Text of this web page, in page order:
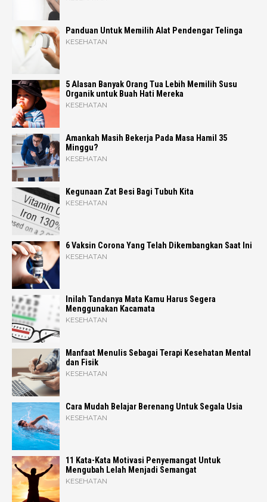
Panduan Untuk Memilih Alat Pendengar Telinga
KESEHATAN
5 Alasan Banyak Orang Tua Lebih Memilih Susu
Organik untuk Buah Hati Mereka
KESEHATAN
Amankah Masih Bekerja Pada Masa Hamil 35
Minggu?
KESEHATAN
Kegunaan Zat Besi Bagi Tubuh Kita
KESEHATAN
6 Vaksin Corona Yang Telah Dikembangkan Saat Ini
KESEHATAN
Inilah Tandanya Mata Kamu Harus Segera
Menggunakan Kacamata
KESEHATAN
Manfaat Menulis Sebagai Terapi Kesehatan Mental
dan Fisik
KESEHATAN
Cara Mudah Belajar Berenang Untuk Segala Usia
KESEHATAN
11 Kata-Kata Motivasi Penyemangat Untuk
Mengubah Lelah Menjadi Semangat
KESEHATAN